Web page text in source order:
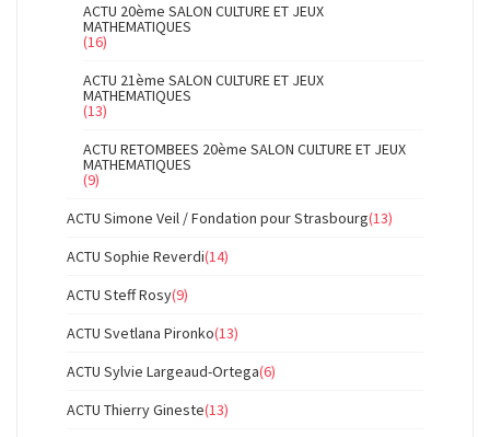
ACTU 20ème SALON CULTURE ET JEUX
MATHEMATIQUES
(16)
ACTU 21ème SALON CULTURE ET JEUX
MATHEMATIQUES
(13)
ACTU RETOMBEES 20ème SALON CULTURE ET JEUX
MATHEMATIQUES
(9)
ACTU Simone Veil / Fondation pour Strasbourg(13)
ACTU Sophie Reverdi(14)
ACTU Steff Rosy(9)
ACTU Svetlana Pironko(13)
ACTU Sylvie Largeaud-Ortega(6)
ACTU Thierry Gineste(13)